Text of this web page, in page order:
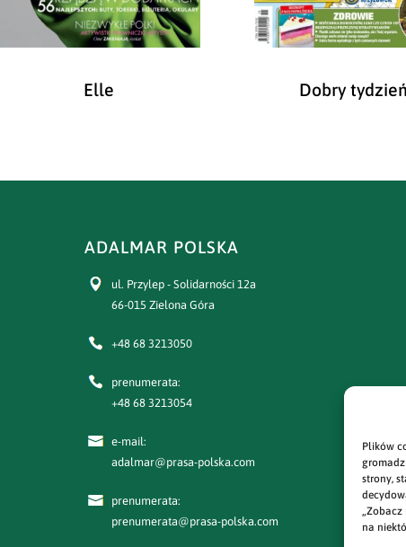
Plików
strony,
„Zobacz
na
Elle Dobry tydzień
ADALMAR POLSKA
ul. Przylep - Solidarności 12a
66-015 Zielona Góra
+48 68 3213050
prenumerata:
+48 68 3213054
e-mail:
adalmar@prasa-polska.com
prenumerata:
prenumerata@prasa-polska.com